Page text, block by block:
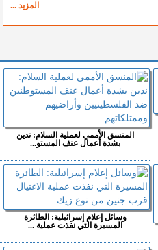
المزيد ...
المنسق الأممي لعملية السلام: ندين
بشدة أعمال عنف المستو...
وسائل إعلام إسرائيلية: الطائرة
المسيرة التي نفذت عملية ...